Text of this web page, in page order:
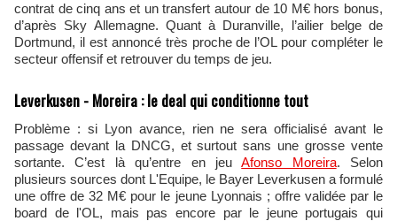
contrat de cinq ans et un transfert autour de 10 M€ hors bonus,
d’après Sky Allemagne. Quant à Duranville, l’ailier belge de
Dortmund, il est annoncé très proche de l’OL pour compléter le
secteur offensif et retrouver du temps de jeu.
Leverkusen - Moreira : le deal qui conditionne tout
Problème : si Lyon avance, rien ne sera officialisé avant le
passage devant la DNCG, et surtout sans une grosse vente
sortante. C’est là qu’entre en jeuAfonso Moreira. Selon
plusieurs sources dont L'Equipe, le Bayer Leverkusen a formulé
une offre de 32 M€ pour le jeune Lyonnais ; offre validée par le
board de l'OL, mais pas encore par le jeune portugais qui